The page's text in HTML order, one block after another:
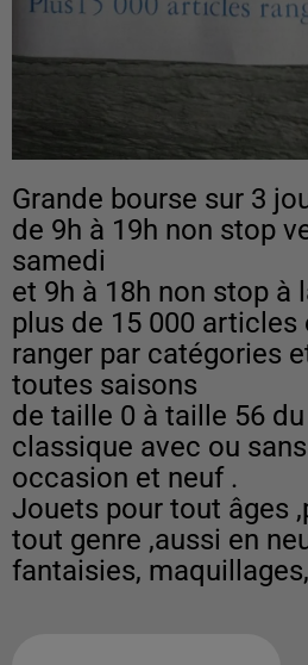
Grande bourse sur 3
de 9h à 19h non stop
samedi
et 9h à 18h non stop à
plus de 15 000 articles
ranger par catégories
toutes saisons
de taille 0 à taille 56
classique avec ou
occasion et neuf .
Jouets pour tout âges
tout genre ,aussi en
fantaisies,